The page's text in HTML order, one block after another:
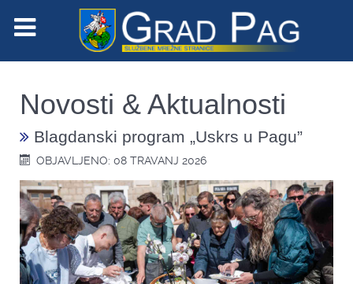
Novosti & Aktualnosti
Blagdanski program „Uskrs u Pagu”
OBJAVLJENO: 08 TRAVANJ 2026